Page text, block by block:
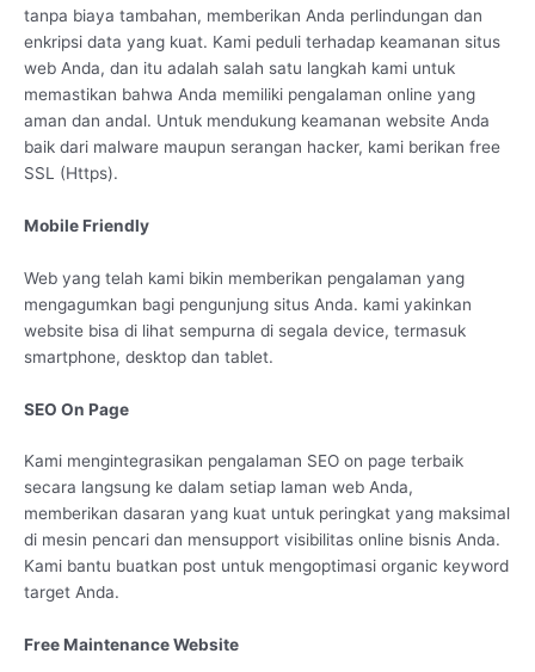
tanpa biaya tambahan, memberikan Anda perlindungan dan
enkripsi data yang kuat. Kami peduli terhadap keamanan situs
web Anda, dan itu adalah salah satu langkah kami untuk
memastikan bahwa Anda memiliki pengalaman online yang
aman dan andal. Untuk mendukung keamanan website Anda
baik dari malware maupun serangan hacker, kami berikan free
SSL (Https).
Mobile Friendly
Web yang telah kami bikin memberikan pengalaman yang
mengagumkan bagi pengunjung situs Anda. kami yakinkan
website bisa di lihat sempurna di segala device, termasuk
smartphone, desktop dan tablet.
SEO On Page
Kami mengintegrasikan pengalaman SEO on page terbaik
secara langsung ke dalam setiap laman web Anda,
memberikan dasaran yang kuat untuk peringkat yang maksimal
di mesin pencari dan mensupport visibilitas online bisnis Anda.
Kami bantu buatkan post untuk mengoptimasi organic keyword
target Anda.
Free Maintenance Website